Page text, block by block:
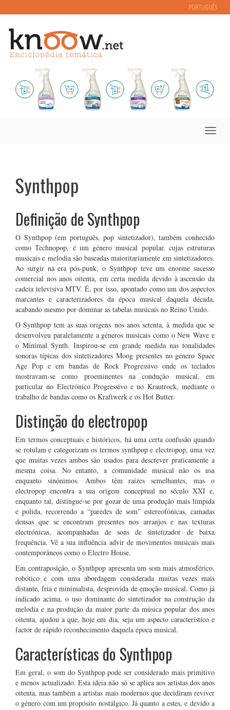
PORTUGUÊS
Toggle
Synthpop
Definição de Synthpop
O Synthpop (em português, pop sintetizador), também conhecido
como Technopop, é um género musical popular, cujas estruturas
musicais e melodia são baseadas maioritariamente em sintetizadores.
Ao surgir na era pós-punk, o Synthpop teve um enorme sucesso
comercial nos anos oitenta, em certa medida devido à ascensão da
cadeia televisiva MTV. É, por isso, apontado como um dos aspectos
marcantes e caracterizadores da época musical daquela década,
acabando mesmo por dominar as tabelas musicais no Reino Unido.
O Synthpop tem as suas origens nos anos setenta, à medida que se
desenvolveu paralelamente a géneros musicais como o New Wave e
o Minimal Synth. Inspirou-se em grande medida nas tonalidades
sonoras típicas dos sintetizadores Moog presentes no género Space
Age Pop e em bandas de Rock Progressivo onde os teclados
mostravam-se como proeminentes na condução musical, em
particular no Electrónico Progressivo e no Krautrock, mediante o
trabalho de bandas como os Kraftwerk e os Hot Butter.
Distinção do electropop
Em termos conceptuais e históricos, há uma certa confusão quando
se rotulam e categorizam os termos synthpop e electropop, uma vez
que muitas vezes ambos são usados para descrever praticamente a
mesma coisa. No entanto, a comunidade musical não os usa
enquanto sinónimos. Ambos têm raízes semelhantes, mas o
electropop encontra a sua origem conceptual no século XXI e,
enquanto tal, distingue-se por gozar de uma produção mais límpida
e polida, recorrendo a “paredes de som” estereofónicas, camadas
densas que se encontram presentes nos arranjos e nas texturas
electrónicas, acompanhadas de sons de sintetizador de baixa
frequência. Vê a sua influência advir de movimentos musicais mais
contemporâneos como o Electro House.
Em contraposição, o Synthpop apresenta um som mais atmosférico,
robótico e com uma abordagem considerada muitas vezes mais
distante, fria e minimalista, desprovida de emoção musical. Como já
indicado acima, o uso dominante do sintetizador na construção da
melodia e na produção da maior parte da música popular dos anos
oitenta, ajudou a que, hoje em dia, seja um aspecto característico e
factor de rápido reconhecimento daquela época musical.
Características do Synthpop
Em geral, o som do Synthpop pode ser considerado mais primitivo
e menos actualizado. Esta ideia não só se aplica aos artistas dos anos
oitenta, mas também a artistas mais modernos que decidiram reviver
o género com um propósito nostálgico. Já quanto a estes, e devido a